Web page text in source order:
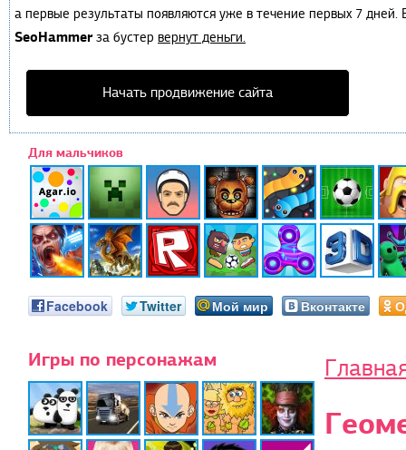
а первые результаты появляются уже в течение первых 7
SeoHammerза бустер вернут деньги.
Начать продвижение сайта
Для мальчиков
Facebook Twitter Мой мир Вконтакте
Игры по персонажам